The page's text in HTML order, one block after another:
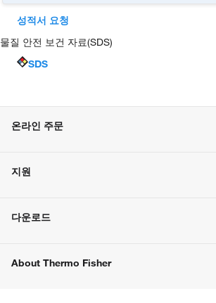
성적서 요청
물질 안전 보건 자료(SDS)
SDS
온라인 주문
주문 방법
벌크 주문
지원
고객 센터
웹사이트 개선사항
다운로드
About Thermo Fisher